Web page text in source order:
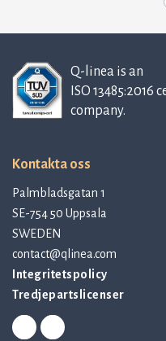
Q-linea is an
ISO 13485:2016
company.
Kontakta oss
Palmbladsgatan 1
SE-754 50 Uppsala
SWEDEN
contact@qlinea.com
Integritetspolicy
Tredjepartslicenser